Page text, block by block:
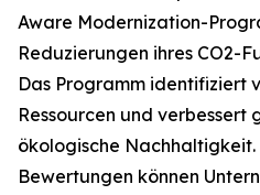
Aware Modernization-
Reduzierungen ihres CO2-
Das Programm identifiziert
Ressourcen und verbessert
ökologische
Bewertungen können